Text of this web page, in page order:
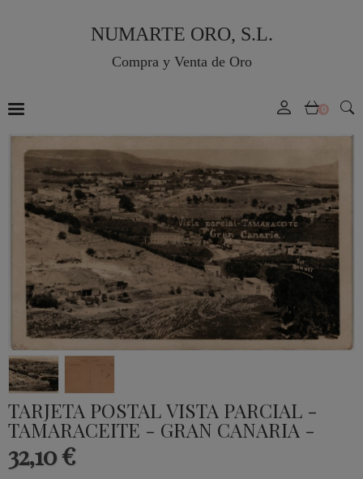
NUMARTE ORO, S.L.
Compra y Venta de Oro
0
TARJETA POSTAL VISTA PARCIAL -
TAMARACEITE - GRAN CANARIA -
32,10 €